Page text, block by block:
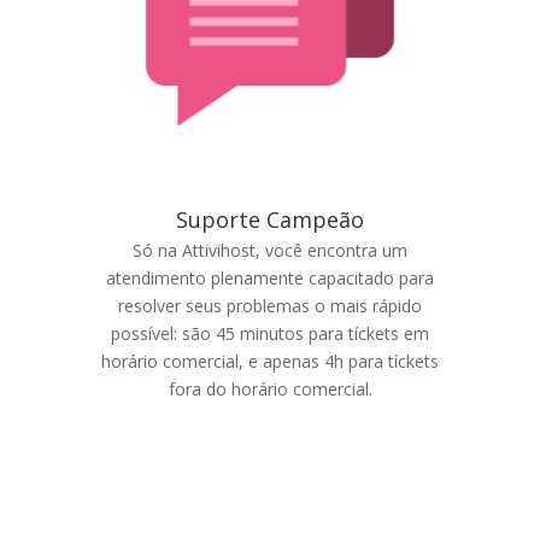
Suporte Campeão
Só na Attivihost, você encontra um
atendimento plenamente capacitado para
resolver seus problemas o mais rápido
possível: são 45 minutos para tíckets em
horário comercial, e apenas 4h para tíckets
fora do horário comercial.